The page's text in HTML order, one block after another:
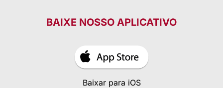
BAIXE NOSSO APLICATIVO
Baixar para iOS